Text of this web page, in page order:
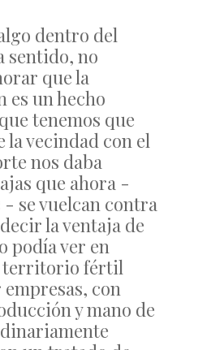
dentro del
sentido, no
que la
es un hecho
tenemos que
la vecindad con el
nos daba
que ahora -
- se vuelcan contra
la ventaja de
podía ver en
territorio fértil
con
y mano de